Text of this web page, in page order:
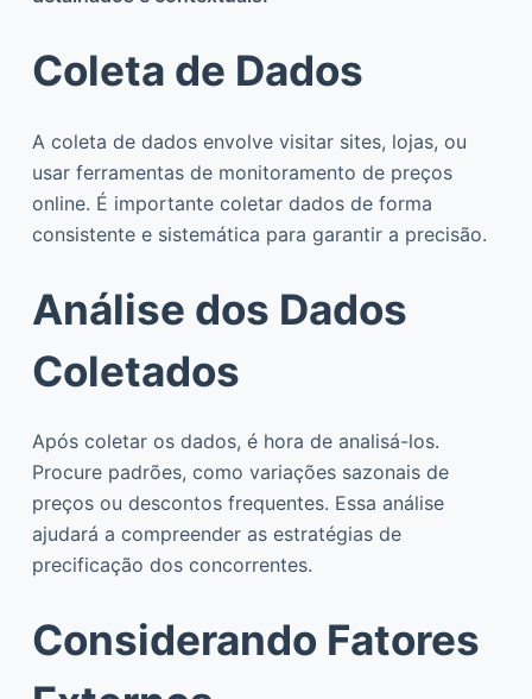
Coleta de Dados
A coleta de dados envolve visitar sites, lojas, ou
usar ferramentas de monitoramento de preços
online. É importante coletar dados de forma
consistente e sistemática para garantir a precisão.
Análise dos Dados
Coletados
Após coletar os dados, é hora de analisá-los.
Procure padrões, como variações sazonais de
preços ou descontos frequentes. Essa análise
ajudará a compreender as estratégias de
precificação dos concorrentes.
Considerando Fatores